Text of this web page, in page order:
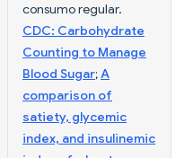
consumo regular.
CDC: Carbohydrate
Counting to Manage
Blood Sugar;A
comparison of
satiety, glycemic
index, and insulinemic